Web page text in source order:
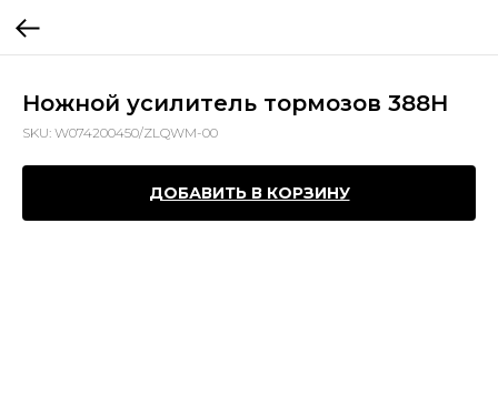
Ножной усилитель тормозов 388H
SKU: W074200450/ZLQWM-00
ДОБАВИТЬ В КОРЗИНУ